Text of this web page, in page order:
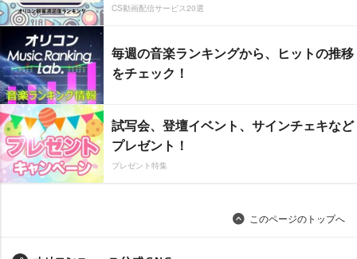
CS動画配信サービス20選
毎週の音楽ランキングから、ヒットの推移
をチェック！
試写会、登壇イベント、サインチェキなど
プレゼント！
プレゼント特集
このページのトップへ